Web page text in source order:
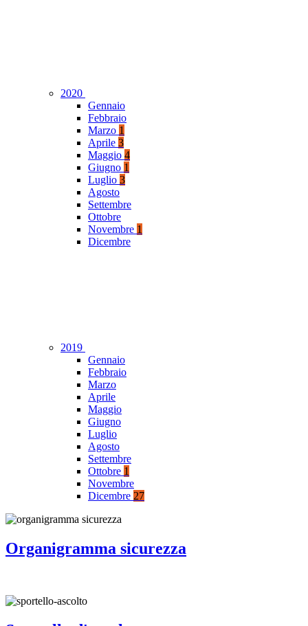
2020
Gennaio
Febbraio
Marzo 1
Aprile 3
Maggio 4
Giugno 1
Luglio 3
Agosto
Settembre
Ottobre
Novembre 1
Dicembre
2019
Gennaio
Febbraio
Marzo
Aprile
Maggio
Giugno
Luglio
Agosto
Settembre
Ottobre 1
Novembre
Dicembre 27
Organigramma sicurezza